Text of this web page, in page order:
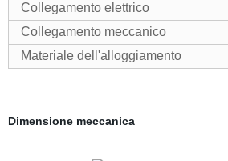
Collegamento elettrico
Collegamento meccanico
Materiale dell'alloggiamento
Dimensione meccanica